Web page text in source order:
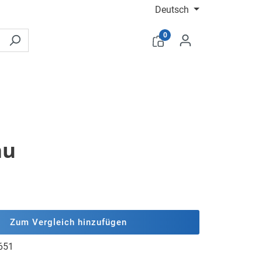
Deutsch
0
Zum Vergleich hinzufügen